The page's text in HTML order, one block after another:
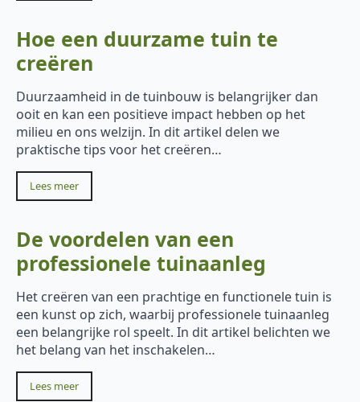
Hoe een duurzame tuin te
creëren
Duurzaamheid in de tuinbouw is belangrijker dan
ooit en kan een positieve impact hebben op het
milieu en ons welzijn. In dit artikel delen we
praktische tips voor het creëren…
Lees meer
De voordelen van een
professionele tuinaanleg
Het creëren van een prachtige en functionele tuin is
een kunst op zich, waarbij professionele tuinaanleg
een belangrijke rol speelt. In dit artikel belichten we
het belang van het inschakelen…
Lees meer